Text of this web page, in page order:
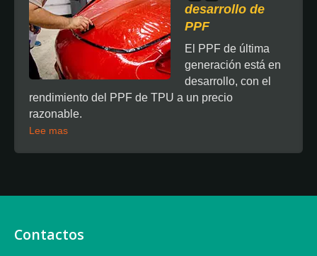
desarrollo de
PPF
El PPF de última
generación está en
desarrollo, con el
rendimiento del PPF de TPU a un precio
razonable.
Lee mas
Contactos